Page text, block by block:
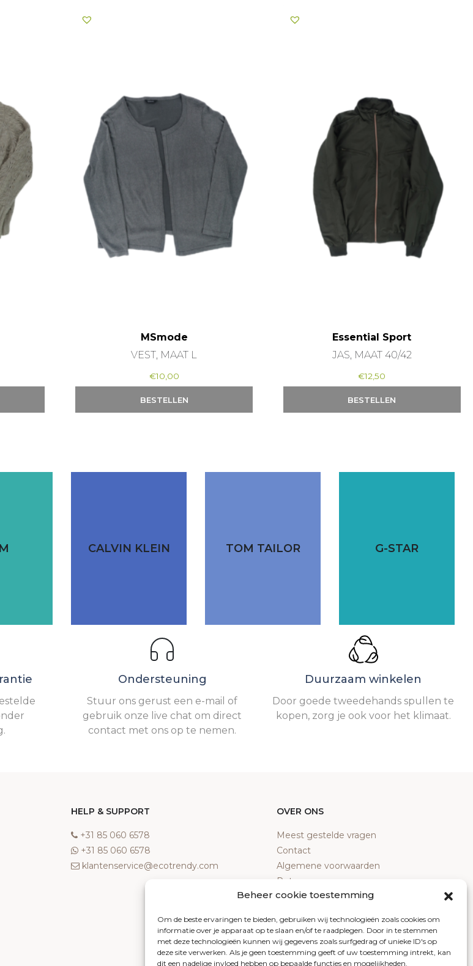
Beheer cookie toestemming
Om de beste ervaringen te bieden, gebruiken wij technologieën zoals cookies om
informatie over je apparaat op te slaan en/of te raadplegen. Door in te stemmen
met deze technologieën kunnen wij gegevens zoals surfgedrag of unieke ID's op
deze site verwerken. Als je geen toestemming geeft of uw toestemming intrekt, kan
dit een nadelige invloed hebben op bepaalde functies en mogelijkheden.
MSmode
VEST, MAAT L
€10,00
BESTELLEN
Essential Sport
JAS, MAAT 40/42
€12,50
BESTELLEN
CALVIN KLEIN TOM TAILOR G-STAR
Ondersteuning
Stuur ons gerust een e-mail of
gebruik onze live chat om direct
contact met ons op te nemen.
Duurzaam winkelen
Door goede tweedehands spullen te
kopen, zorg je ook voor het klimaat.
HELP & SUPPORT
‎+31 85 060 6578
‎+31 85 060 6578
klantenservice@ecotrendy.com
OVER ONS
Meest gestelde vragen
Contact
Algemene voorwaarden
Retourneren
Klachten
Cookiebeleid